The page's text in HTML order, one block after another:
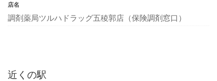
店名
調剤薬局ツルハドラッグ五稜郭店（保険調剤窓口）
近くの駅